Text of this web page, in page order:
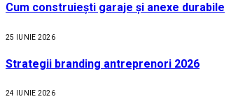
Cum construiești garaje și anexe durabile
25 IUNIE 2026
Strategii branding antreprenori 2026
24 IUNIE 2026